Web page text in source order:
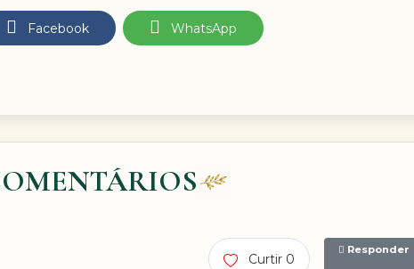
Facebook WhatsApp
Curtir 0
Responder